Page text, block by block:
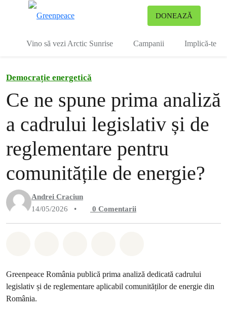
DONEAZĂ
Vino să vezi Arctic Sunrise Campanii Implică-te
Democrație energetică
Ce ne spune prima analiză
a cadrului legislativ și de
reglementare pentru
comunitățile de energie?
Andrei Craciun
14/05/2026
• 0 Comentarii
Greenpeace România publică prima analiză dedicată cadrului
legislativ și de reglementare aplicabil comunităților de energie din
România.